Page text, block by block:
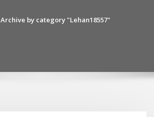
Archive by category "Lehan18557"